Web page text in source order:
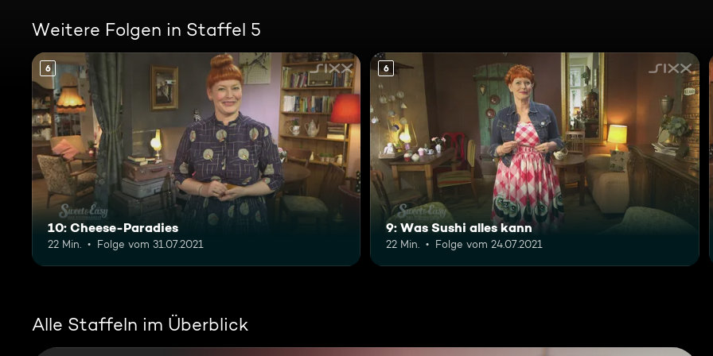
Weitere Folgen in Staffel 5
6
10: Cheese-Paradies
22 Min. Folge vom 31.07.2021
6
9: Was Sushi alles kann
22 Min. Folge vom 24.07.2021
Alle Staffeln im Überblick